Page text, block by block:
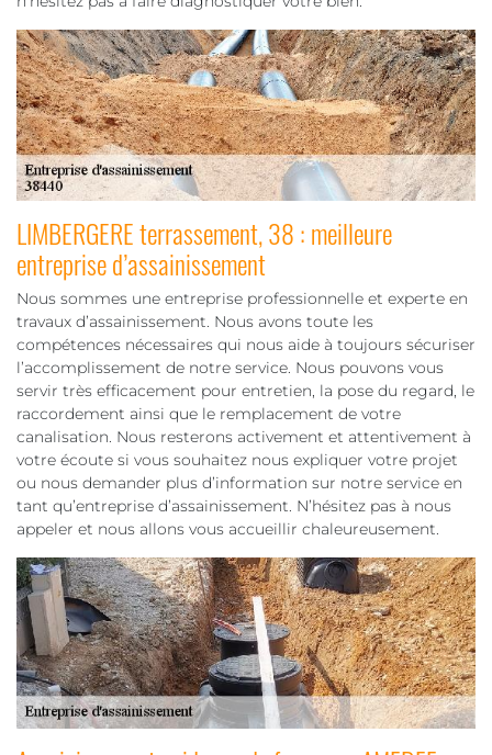
LIMBERGERE terrassement, 38 : meilleure
entreprise d’assainissement
Nous sommes une entreprise professionnelle et experte en
travaux d’assainissement. Nous avons toute les
compétences nécessaires qui nous aide à toujours sécuriser
l’accomplissement de notre service. Nous pouvons vous
servir très efficacement pour entretien, la pose du regard, le
raccordement ainsi que le remplacement de votre
canalisation. Nous resterons activement et attentivement à
votre écoute si vous souhaitez nous expliquer votre projet
ou nous demander plus d’information sur notre service en
tant qu’entreprise d’assainissement. N’hésitez pas à nous
appeler et nous allons vous accueillir chaleureusement.